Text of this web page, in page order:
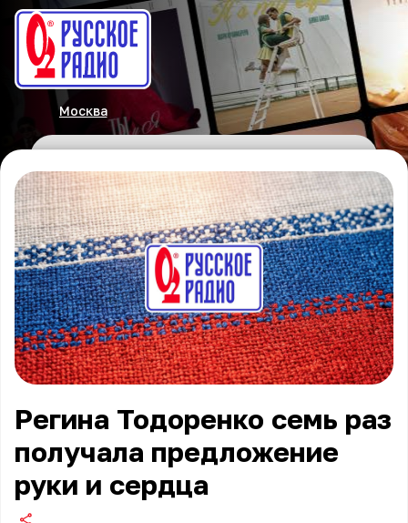
Москва
Регина Тодоренко семь раз
получала предложение
руки и сердца